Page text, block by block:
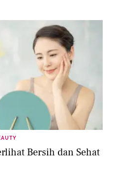
Bersih dan Sehat